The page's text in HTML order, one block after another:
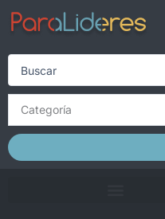
Skip
content
Search